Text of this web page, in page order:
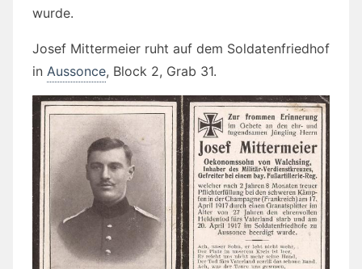
wurde.
Josef Mittermeier ruht auf dem Soldatenfriedhof
in Aussonce, Block 2, Grab 31.